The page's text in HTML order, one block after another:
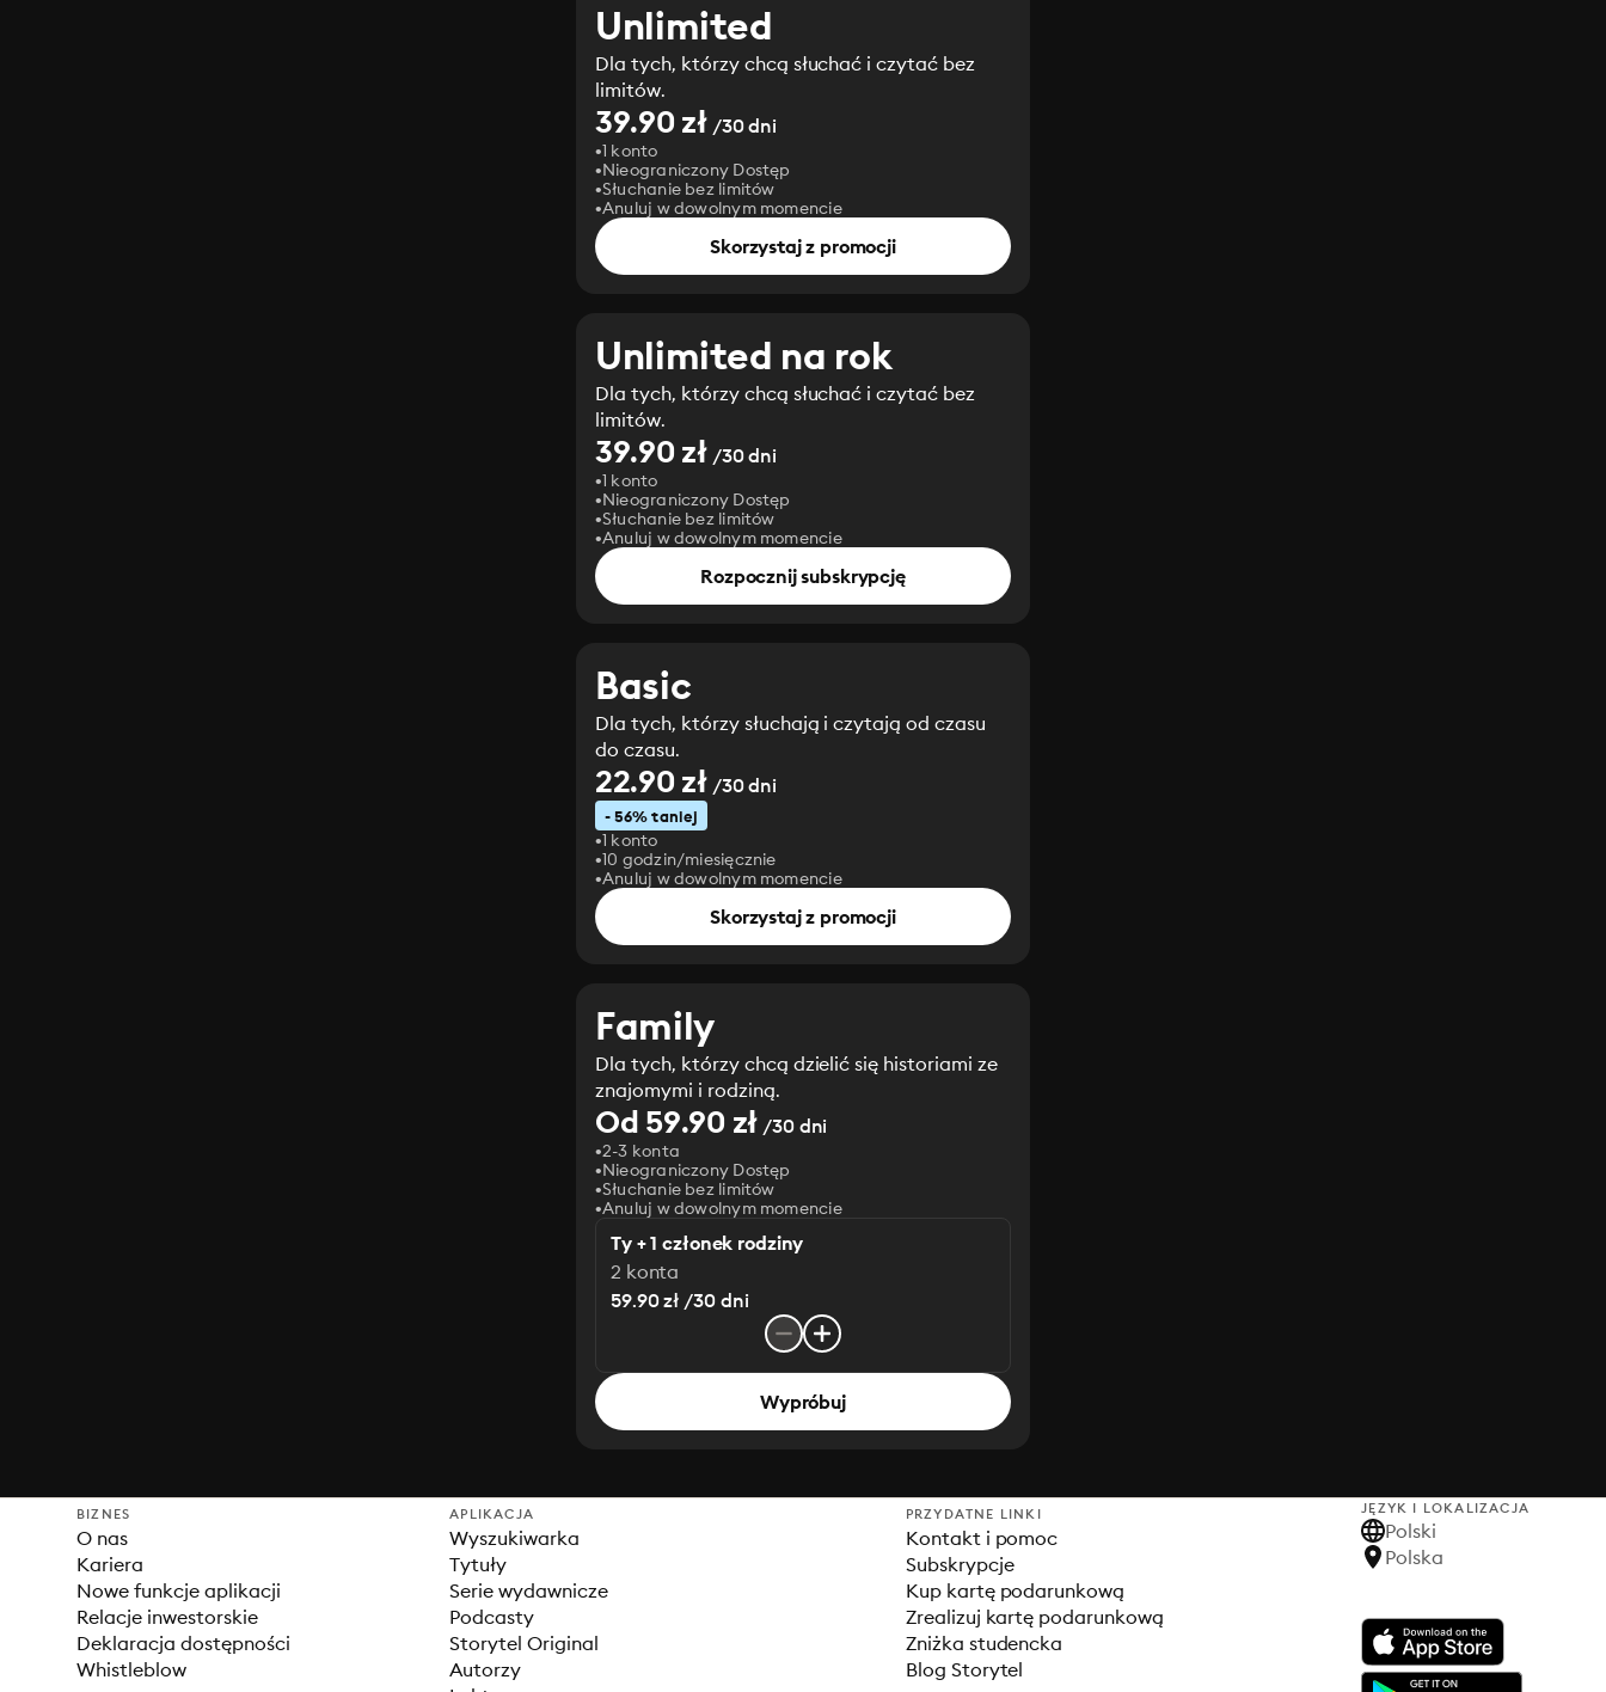
Unlimited
Dla tych, którzy chcą słuchać i czytać bez
limitów.
39.90 zł/30 dni
1 konto
Nieograniczony Dostęp
Słuchanie bez limitów
Anuluj w dowolnym momencie
Skorzystaj z promocji
Unlimited na rok
Dla tych, którzy chcą słuchać i czytać bez
limitów.
39.90 zł/30 dni
1 konto
Nieograniczony Dostęp
Słuchanie bez limitów
Anuluj w dowolnym momencie
Rozpocznij subskrypcję
Basic
Dla tych, którzy słuchają i czytają od czasu
do czasu.
22.90 zł/30 dni
- 56% taniej
1 konto
10 godzin/miesięcznie
Anuluj w dowolnym momencie
Skorzystaj z promocji
Family
Dla tych, którzy chcą dzielić się historiami ze
znajomymi i rodziną.
Od 59.90 zł /30 dni
2-3 konta
Nieograniczony Dostęp
Słuchanie bez limitów
Anuluj w dowolnym momencie
Ty + 1 członek rodziny
2 konta
59.90 zł /30 dni
Wypróbuj
BIZNES
O nas
Kariera
Nowe funkcje aplikacji
Relacje inwestorskie
Deklaracja dostępności
Whistleblow
APLIKACJA
Wyszukiwarka
Tytuły
Serie wydawnicze
Podcasty
Storytel Original
Autorzy
PRZYDATNE LINKI
Kontakt i pomoc
Subskrypcje
Kup kartę podarunkową
Zrealizuj kartę podarunkową
Zniżka studencka
Blog Storytel
JĘZYK I LOKALIZACJA
Polski
Polska